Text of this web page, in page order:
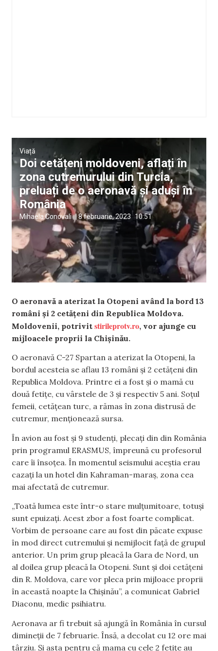
Viață
Doi cetățeni moldoveni, aflați în
zona cutremurului din Turcia,
preluați de o aeronavă și aduși în
România
Mihaela Conovali |8 februarie, 2023 10:51
O aeronavă a aterizat la Otopeni având la bord 13
români și 2 cetățeni din Republica Moldova.
Moldovenii, potrivit stirileprotv.ro, vor ajunge cu
mijloacele proprii la Chișinău.
O aeronavă C-27 Spartan a aterizat la Otopeni, la
bordul acesteia se aflau 13 români și 2 cetățeni din
Republica Moldova. Printre ei a fost și o mamă cu
două fetițe, cu vârstele de 3 și respectiv 5 ani. Soțul
femeii, cetăţean turc, a rămas în zona distrusă de
cutremur, menționează sursa.
În avion au fost şi 9 studenți, plecați din din România
prin programul ERASMUS, împreună cu profesorul
care îi însoțea. În momentul seismului aceștia erau
cazați la un hotel din Kahraman-maraş, zona cea
mai afectată de cutremur.
„Toată lumea este într-o stare mulțumitoare, totuși
sunt epuizați. Acest zbor a fost foarte complicat.
Vorbim de persoane care au fost din păcate expuse
în mod direct cutremului și nemijlocit față de grupul
anterior. Un prim grup pleacă la Gara de Nord, un
al doilea grup pleacă la Otopeni. Sunt și doi cetățeni
din R. Moldova, care vor pleca prin mijloace proprii
în această noapte la Chișinău”, a comunicat Gabriel
Diaconu, medic psihiatru.
Aeronava ar fi trebuit să ajungă în România în cursul
dimineții de 7 februarie. Însă, a decolat cu 12 ore mai
târziu. Şi asta pentru că mama cu cele 2 fetițe au